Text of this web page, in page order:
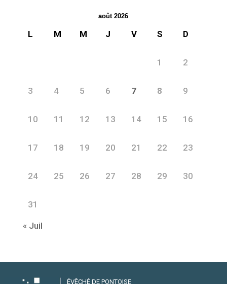
août 2026
L M M J V S D
1 2
3 4 5 6 7 8 9
10 11 12 13 14 15 16
17 18 19 20 21 22 23
24 25 26 27 28 29 30
31
« Juil
ÉVÊCHÉ DE PONTOISE